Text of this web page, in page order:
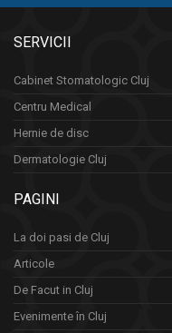
SERVICII
Cabinet Stomatologic Cluj
Centru Medical
Hernie de disc
Dermatologie Cluj
PAGINI
La doi pasi de Cluj
Articole
De Facut in Cluj
Evenimente în Cluj